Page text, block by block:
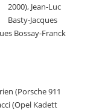
2000), Jean-Luc
Basty-Jacques
Bossay-Franck
(Porsche 911
(Opel Kadett